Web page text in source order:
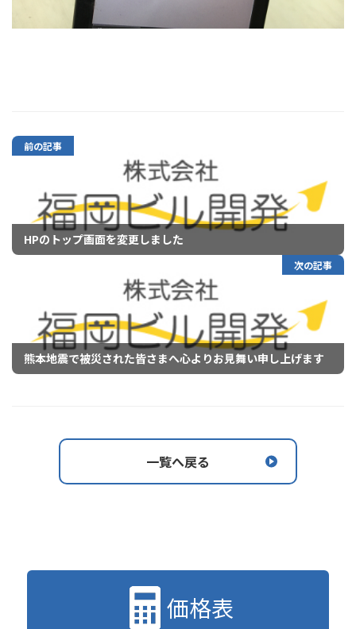
前の記事
HPのトップ画面を変更しました
次の記事
熊本地震で被災された皆さまへ心よりお見舞い申し上げます
一覧へ戻る
価格表